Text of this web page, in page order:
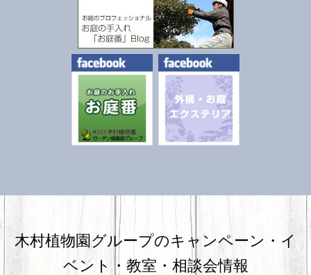
木村植物園グループのキャンペーン・ イ
ベント・教室・相談会情報